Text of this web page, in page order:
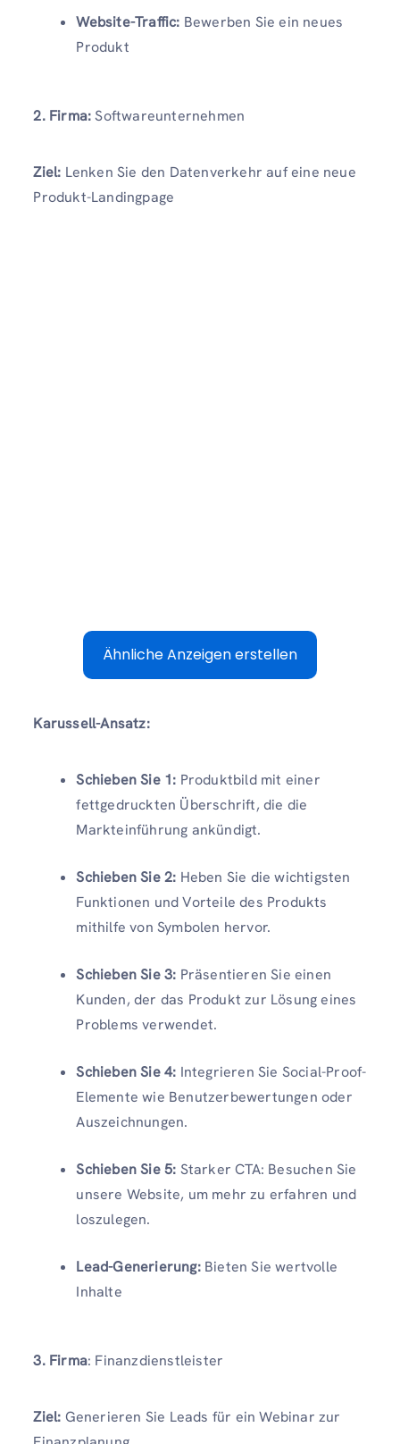
Website-Traffic: Bewerben Sie ein neues
Produkt
2. Firma: Softwareunternehmen
Ziel: Lenken Sie den Datenverkehr auf eine neue
Produkt-Landingpage
Ähnliche Anzeigen erstellen
Karussell-Ansatz:
Schieben Sie 1: Produktbild mit einer
fettgedruckten Überschrift, die die
Markteinführung ankündigt.
Schieben Sie 2: Heben Sie die wichtigsten
Funktionen und Vorteile des Produkts
mithilfe von Symbolen hervor.
Schieben Sie 3: Präsentieren Sie einen
Kunden, der das Produkt zur Lösung eines
Problems verwendet.
Schieben Sie 4: Integrieren Sie Social-Proof-
Elemente wie Benutzerbewertungen oder
Auszeichnungen.
Schieben Sie 5: Starker CTA: Besuchen Sie
unsere Website, um mehr zu erfahren und
loszulegen.
Lead-Generierung: Bieten Sie wertvolle
Inhalte
3. Firma: Finanzdienstleister
Ziel: Generieren Sie Leads für ein Webinar zur